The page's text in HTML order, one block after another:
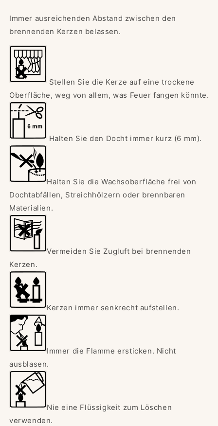
Immer ausreichenden Abstand zwischen den
brennenden Kerzen belassen.
Stellen Sie die Kerze auf eine trockene
Oberfläche, weg von allem, was Feuer fangen könnte.
Halten Sie den Docht immer kurz (6 mm).
Halten Sie die Wachsoberfläche frei von
Dochtabfällen, Streichhölzern oder brennbaren
Materialien.
Vermeiden Sie Zugluft bei brennenden
Kerzen.
Kerzen immer senkrecht aufstellen.
Immer die Flamme ersticken. Nicht
ausblasen.
Nie eine Flüssigkeit zum Löschen
verwenden.